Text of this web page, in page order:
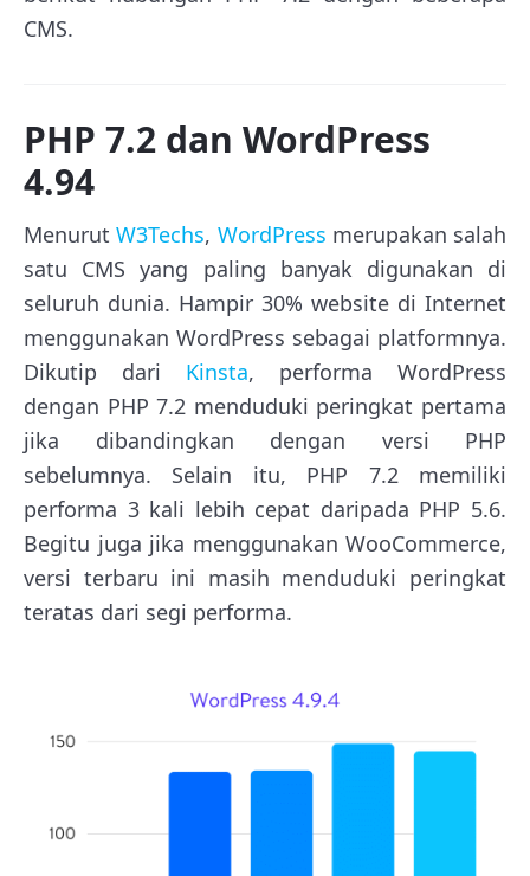
CMS.
PHP 7.2 dan WordPress
4.94
MenurutW3Techs, WordPress merupakan salah
satu CMS yang paling banyak digunakan di
seluruh dunia. Hampir 30% website di Internet
menggunakan WordPress sebagai platformnya.
Dikutip dari Kinsta, performa WordPress
dengan PHP 7.2 menduduki peringkat pertama
jika dibandingkan dengan versi PHP
sebelumnya. Selain itu, PHP 7.2 memiliki
performa 3 kali lebih cepat daripada PHP 5.6.
Begitu juga jika menggunakan WooCommerce,
versi terbaru ini masih menduduki peringkat
teratas dari segi performa.